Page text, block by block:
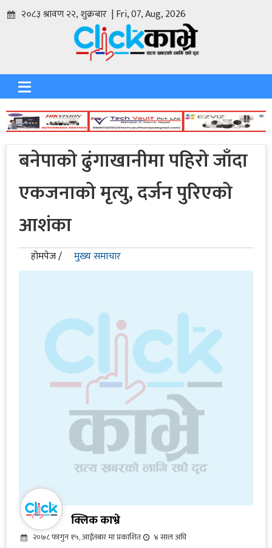
२०८३ श्रावण २२, शुक्रबार | Fri, 07, Aug, 2026
बनेपाकाे ढुंगाखानीमा पहिरो जाँदा
एकजनाको मृत्यु, दर्जन पुरिएको
आशंका
होमपेज / मुख्य समाचार
क्लिक काभ्रे
२०७८ फागुन १५, आईतबार मा प्रकाशित ४ साल अघि